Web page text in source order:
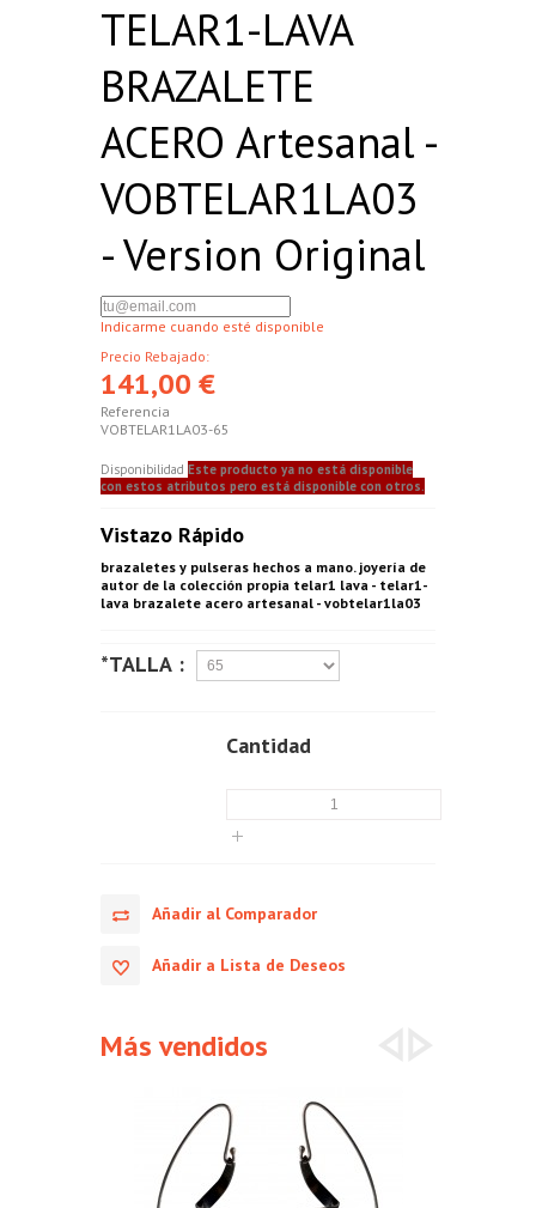
TELAR1-LAVA
BRAZALETE
ACERO Artesanal -
VOBTELAR1LA03
- Version Original
Indicarme cuando esté disponible
Precio Rebajado:
141,00 €
Referencia
VOBTELAR1LA03-65
Disponibilidad Este producto ya no está disponible
con estos atributos pero está disponible con otros.
Vistazo Rápido
brazaletes y pulseras hechos a mano. joyería de
autor de la colección propia telar1 lava - telar1-
lava brazalete acero artesanal - vobtelar1la03
*TALLA :
Cantidad
Añadir al Comparador
Añadir a Lista de Deseos
Más vendidos